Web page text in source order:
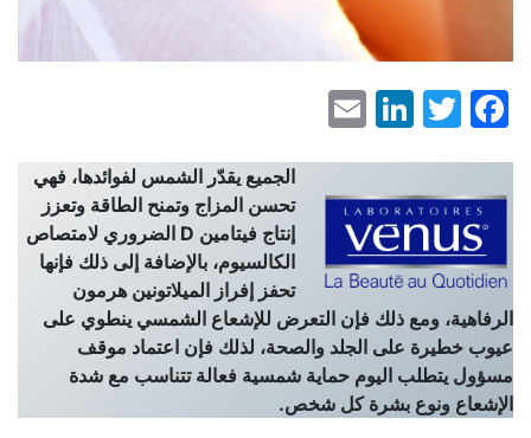
Facebook
Twitter
LinkedIn
الجميع يقدّر الشمس لفوائدها، فهي
تحسن المزاج وتمنح الطاقة وتعزز
إنتاج فيتامين D الضروري لامتصاص
الكالسيوم، بالإضافة إلى ذلك فإنها
تحفز إفراز الميلاتونين هرمون
الرفاهية، ومع ذلك فإن التعرض للإشعاع الشمسي ينطوي على
عيوب خطيرة على الجلد والصحة، لذلك فإن اعتماد موقف
مسؤول يتطلب اليوم حماية شمسية فعالة تتناسب مع شدة
الإشعاع ونوع بشرة كل شخص.